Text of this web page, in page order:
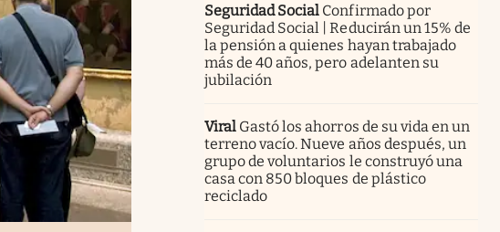
Seguridad Social Confirmado por
Seguridad Social | Reducirán un 15% de
la pensión a quienes hayan trabajado
más de 40 años, pero adelanten su
jubilación
Viral Gastó los ahorros de su vida en un
terreno vacío. Nueve años después, un
grupo de voluntarios le construyó una
casa con 850 bloques de plástico
reciclado